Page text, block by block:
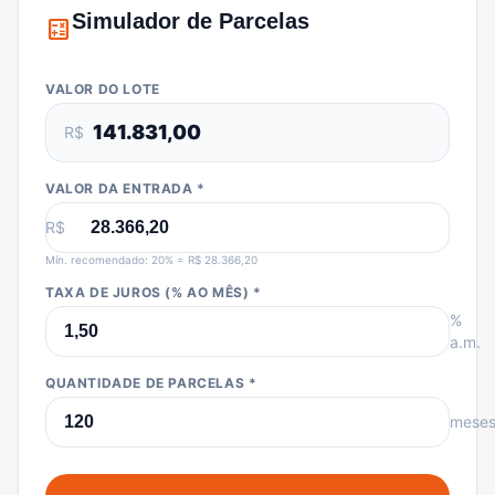
calculateSimulador de Parcelas
VALOR DO LOTE
R$ 141.831,00
VALOR DA ENTRADA *
R$
Mín. recomendado: 20% = R$ 28.366,20
TAXA DE JUROS (% AO MÊS) *
%
a.m.
QUANTIDADE DE PARCELAS *
meses